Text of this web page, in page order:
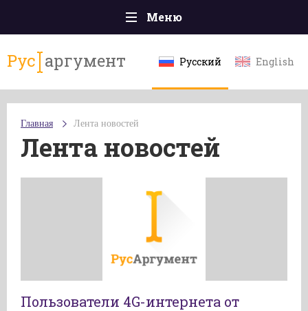
Меню
Политика
Общество
Экономика
Культура
Эксклюзивы
Мнения
Рус аргумент Русский English
Главная Лента новостей
Лента новостей
Пользователи 4G-интернета от